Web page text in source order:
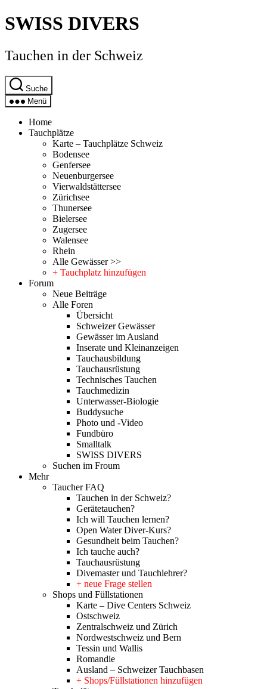
Direkt
zum
wechseln
SWISS DIVERS
Tauchen in der Schweiz
Suche
Menü
Home
Tauchplätze
Karte – Tauchplätze Schweiz
Bodensee
Genfersee
Neuenburgersee
Vierwaldstättersee
Zürichsee
Thunersee
Bielersee
Zugersee
Walensee
Rhein
Alle Gewässer >>
+ Tauchplatz hinzufügen
Forum
Neue Beiträge
Alle Foren
Übersicht
Schweizer Gewässer
Gewässer im Ausland
Inserate und Kleinanzeigen
Tauchausbildung
Tauchausrüstung
Technisches Tauchen
Tauchmedizin
Unterwasser-Biologie
Buddysuche
Photo und -Video
Fundbüro
Smalltalk
SWISS DIVERS
Suchen im Froum
Mehr
Taucher FAQ
Tauchen in der Schweiz?
Gerätetauchen?
Ich will Tauchen lernen?
Open Water Diver-Kurs?
Gesundheit beim Tauchen?
Ich tauche auch?
Tauchausrüstung
Divemaster und Tauchlehrer?
+ neue Frage stellen
Shops und Füllstationen
Karte – Dive Centers Schweiz
Ostschweiz
Zentralschweiz und Zürich
Nordwestschweiz und Bern
Tessin und Wallis
Romandie
Ausland – Schweizer Tauchbasen
+ Shops/Füllstationen hinzufügen